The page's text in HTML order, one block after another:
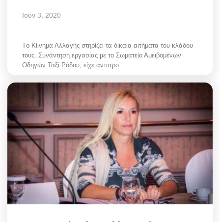
Ιουν 3, 2020
Τo Κίινημα Αλλαγής στηρίζει τα δίκαια αιτήματα του κλάδου
τους. Συνάντηση εργασίας με το Σωματείο Αμειβομένων
Οδηγών Ταξί Ρόδου, είχε αντιπρο